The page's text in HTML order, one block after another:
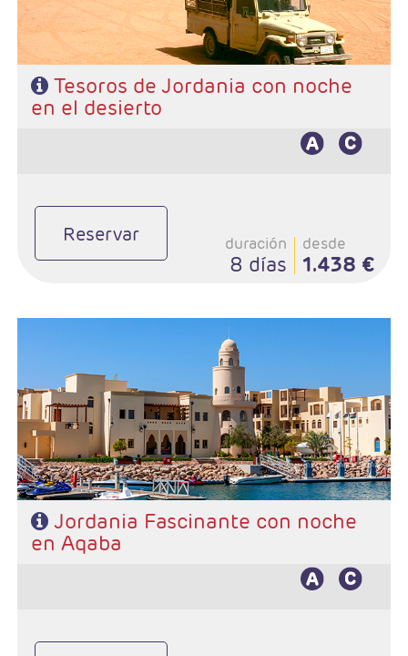
Tesoros de Jordania con noche
en el desierto
Reservar duración
8 días
desde
1.438 €
- Salidas: Martes,Miercoles, Jueves, Viernes, Sábados y Domingos
- Ruta: 4 noches Ammán, 2 Petra, 1 Aqaba
- Categoría hotelera: 3*,4*,5*,5*L
- Régimen: MP
- A destacar: Visado
Jordania Fascinante con noche
en Aqaba